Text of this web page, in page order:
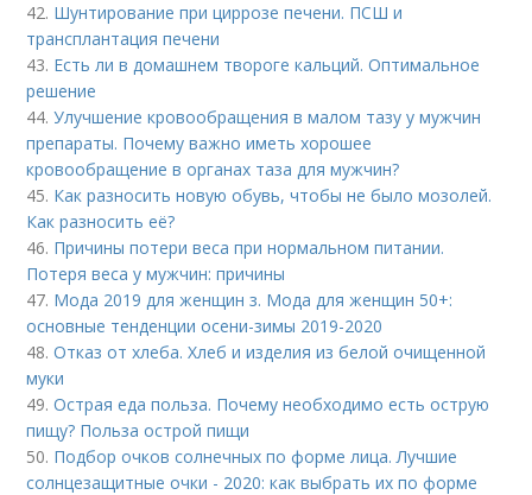
42. Шунтирование при циррозе печени. ПСШ и
трансплантация печени
43. Есть ли в домашнем твороге кальций. Оптимальное
решение
44.Улучшение кровообращения в малом тазу у мужчин
препараты. Почему важно иметь хорошее
кровообращение в органах таза для мужчин?
45. Как разносить новую обувь, чтобы не было мозолей.
Как разносить её?
46. Причины потери веса при нормальном питании.
Потеря веса у мужчин: причины
47. Мода 2019 для женщин з. Мода для женщин 50+:
основные тенденции осени-зимы 2019-2020
48.Отказ от хлеба. Хлеб и изделия из белой очищенной
муки
49.Острая еда польза. Почему необходимо есть острую
пищу? Польза острой пищи
50. Подбор очков солнечных по форме лица. Лучшие
солнцезащитные очки - 2020: как выбрать их по форме